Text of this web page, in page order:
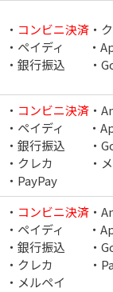
規限定5種類のアド確
率110%超の限定ガチャ
パ公式サイト
・ コンビニ決済 ・
・ペイディ ・
・銀行振込 ・
・ コンビニ決済 ・
・ペイディ ・
・銀行振込 ・
・クレカ ・メ
・PayPay
・ コンビニ決済 ・
・ペイディ ・
・銀行振込 ・
・クレカ ・
・メルペイ